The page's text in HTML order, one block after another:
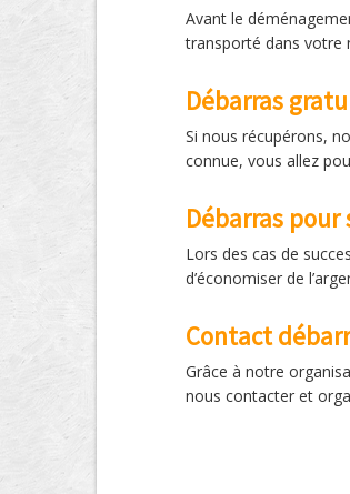
Avant le
transporté dans votre
Débarras
Si nous récupérons,
connue, vous allez
Débarras pour
Lors des cas de
d’économiser de
Contact
Grâce à notre
nous contacter et